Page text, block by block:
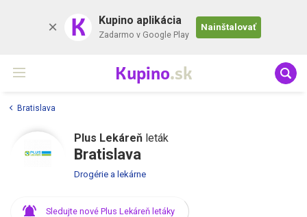
K Kupino aplikácia
Zadarmo v Google Play
Nainštalovať
Kupino.sk
Bratislava
Plus Lekáreň leták
Bratislava
Drogérie a lekárne
Sledujte nové Plus Lekáreň letáky